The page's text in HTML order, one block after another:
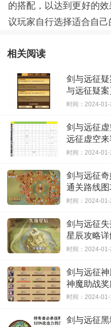
的搭配，以达到更好的
议玩家自行选择适合自己
相关阅读
剑与远征
与远征疑
时间：2024-
剑与远征
远征虚空
时间：2024-
剑与远征
通关路线
时间：2024-
剑与远征
星辰攻略
时间：2024-
剑与远征
神魔助战
时间：2024-
剑与远征